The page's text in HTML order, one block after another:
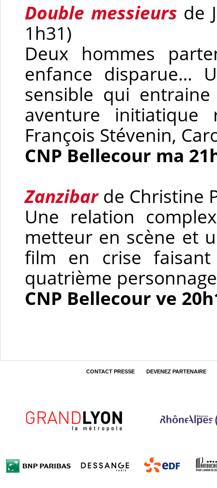
Double messieurs de
1h31)
Deux hommes
enfance disparue…
sensible qui
aventure initiatique
François Stévenin,
CNP Bellecour ma
Zanzibarde Christine
Une relation
metteur en scène et
film en crise
quatrième
CNP Bellecour ve
CONTACT PRESSE DEVENEZ PARTENAIRE